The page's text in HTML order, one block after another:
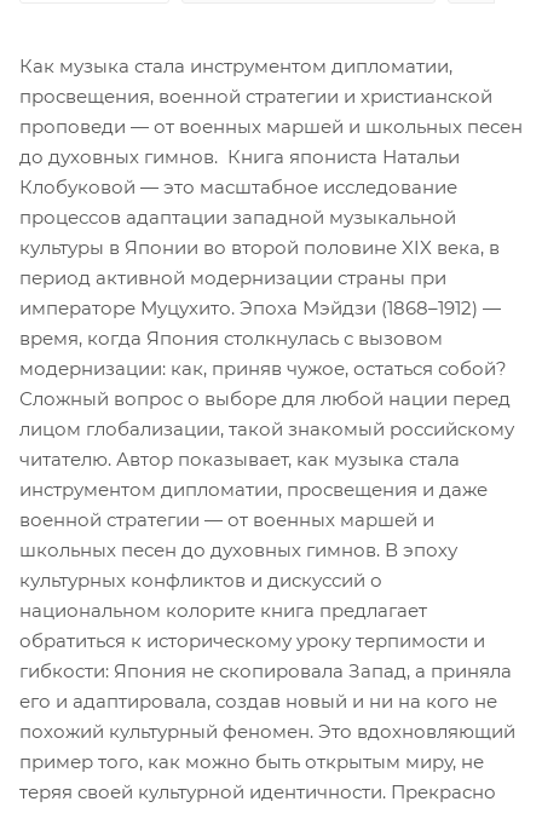
Как музыка стала инструментом дипломатии,
просвещения, военной стратегии и христианской
проповеди — от военных маршей и школьных песен
до духовных гимнов. Книга япониста Натальи
Клобуковой — это масштабное исследование
процессов адаптации западной музыкальной
культуры в Японии во второй половине XIX века, в
период активной модернизации страны при
императоре Муцухито. Эпоха Мэйдзи (1868–1912) —
время, когда Япония столкнулась с вызовом
модернизации: как, приняв чужое, остаться собой?
Сложный вопрос о выборе для любой нации перед
лицом глобализации, такой знакомый российскому
читателю. Автор показывает, как музыка стала
инструментом дипломатии, просвещения и даже
военной стратегии — от военных маршей и
школьных песен до духовных гимнов. В эпоху
культурных конфликтов и дискуссий о
национальном колорите книга предлагает
обратиться к историческому уроку терпимости и
гибкости: Япония не скопировала Запад, а приняла
его и адаптировала, создав новый и ни на кого не
похожий культурный феномен. Это вдохновляющий
пример того, как можно быть открытым миру, не
теряя своей культурной идентичности. Прекрасно